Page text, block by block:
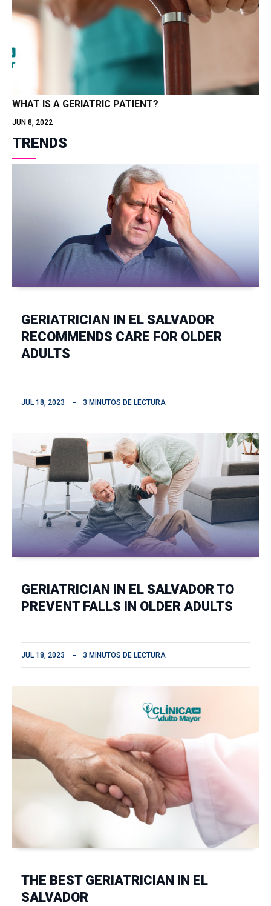
WHAT IS A GERIATRIC PATIENT?
JUN 8, 2022
TRENDS
GERIATRICIAN IN EL SALVADOR
RECOMMENDS CARE FOR OLDER
ADULTS
JUL 18, 2023 3 MINUTOS DE LECTURA
GERIATRICIAN IN EL SALVADOR TO
PREVENT FALLS IN OLDER ADULTS
JUL 18, 2023 3 MINUTOS DE LECTURA
THE BEST GERIATRICIAN IN EL
SALVADOR